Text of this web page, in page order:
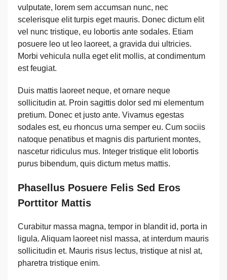
vulputate, lorem sem accumsan nunc, nec
scelerisque elit turpis eget mauris. Donec dictum elit
vel nunc tristique, eu lobortis ante sodales. Etiam
posuere leo ut leo laoreet, a gravida dui ultricies.
Morbi vehicula nulla eget elit mollis, at condimentum
est feugiat.
Duis mattis laoreet neque, et ornare neque
sollicitudin at. Proin sagittis dolor sed mi elementum
pretium. Donec et justo ante. Vivamus egestas
sodales est, eu rhoncus urna semper eu. Cum sociis
natoque penatibus et magnis dis parturient montes,
nascetur ridiculus mus. Integer tristique elit lobortis
purus bibendum, quis dictum metus mattis.
Phasellus Posuere Felis Sed Eros
Porttitor Mattis
Curabitur massa magna, tempor in blandit id, porta in
ligula. Aliquam laoreet nisl massa, at interdum mauris
sollicitudin et. Mauris risus lectus, tristique at nisl at,
pharetra tristique enim.